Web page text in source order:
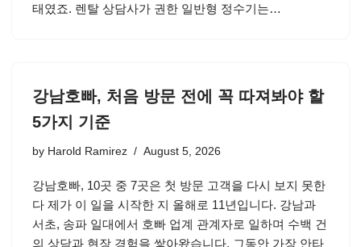
태였죠. 렌탈 상담사가 권한 일반형 정수기는…
강남호빠, 처음 방문 전에 꼭 따져봐야 할
5가지 기준
by Harold Ramirez August 5, 2026
강남호빠, 10곳 중 7곳은 첫 방문 고객을 다시 보지 못한
다 제가 이 일을 시작한 지 올해로 11년입니다. 강남과
서초, 송파 일대에서 호빠 업계 관계자로 일하며 수백 건
의 상담과 현장 경험을 쌓아왔습니다. 그동안 가장 안타